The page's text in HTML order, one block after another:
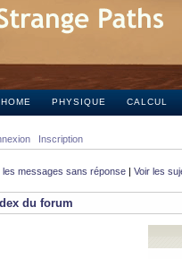
HOME PHYSIQUE CALCUL
Inscription
les messages sans réponse | Voir les
du forum